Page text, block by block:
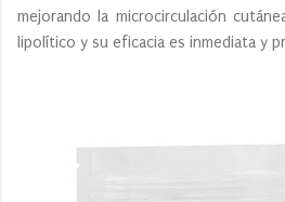
mejorando la microcirculación
lipolítico y su eficacia es inmediata y